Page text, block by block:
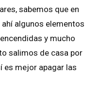
sabemos que en
algunos elementos
y mucho
salimos de casa por
es mejor apagar las